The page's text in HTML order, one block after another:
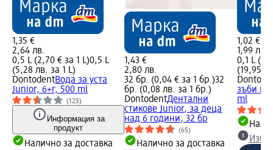
1,35 €
2,64 лв.
0,5 L (2,70 € за 1 L)0,5 L
(5,28 лв. за 1 L)
DontodentВода за уста
Junior, 6+г, 500 ml
(123)
Информация за
продукт
Налично за доставка
1,43 €
2,80 лв.
32 бр. (0,04 € за 1 бр.)32
бр. (0,08 лв. за 1 бр.)
DontodentДентални
стикове Junior, за деца
над 6 години, 32 бр
(65)
Налично за доставка
1,02 €
1,99 лв.
0,1 L
(19,95
зъби
ml